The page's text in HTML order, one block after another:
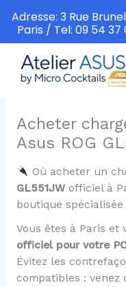
contenu
Acheter
Asus ROG
Où acheter un
GL551JWofficiel à
boutique spécialisée
Vous êtes à Paris et
officiel pour votre
Évitez les
compatibles : venez
Adresse: 3 Rue
Paris / Tel: 09 54 37